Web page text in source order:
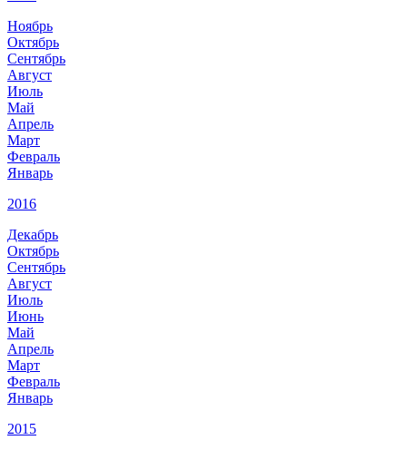
Ноябрь
Октябрь
Сентябрь
Август
Июль
Май
Апрель
Март
Февраль
Январь
2016
Декабрь
Октябрь
Сентябрь
Август
Июль
Июнь
Май
Апрель
Март
Февраль
Январь
2015